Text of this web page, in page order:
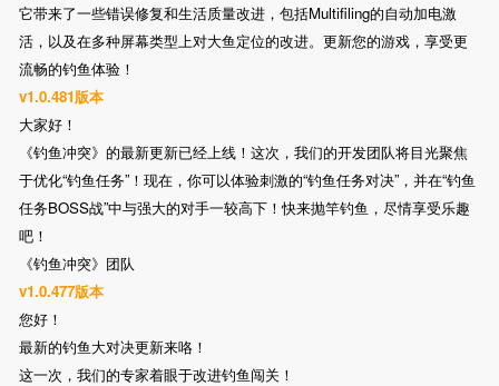
它带来了一些错误修复和生活质量改进，包括Multifiling的自动加电激
活，以及在多种屏幕类型上对大鱼定位的改进。更新您的游戏，享受更
流畅的钓鱼体验！
v1.0.481版本
大家好！
《钓鱼冲突》的最新更新已经上线！这次，我们的开发团队将目光聚焦
于优化“钓鱼任务”！现在，你可以体验刺激的“钓鱼任务对决”，并在“钓鱼
任务BOSS战”中与强大的对手一较高下！快来抛竿钓鱼，尽情享受乐趣
吧！
《钓鱼冲突》团队
v1.0.477版本
您好！
最新的钓鱼大对决更新来咯！
这一次，我们的专家着眼于改进钓鱼闯关！